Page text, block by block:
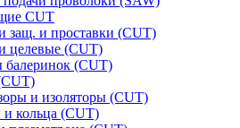
CUT
защ. и проставки (CUT)
целевые (CUT)
балеринок (CUT)
и изоляторы (CUT)
кольца (CUT)